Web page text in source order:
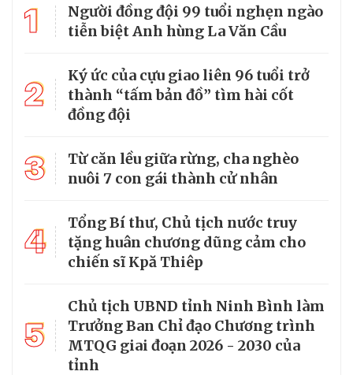
1
Người đồng đội 99 tuổi nghẹn ngào
tiễn biệt Anh hùng La Văn Cầu
2
Ký ức của cựu giao liên 96 tuổi trở
thành “tấm bản đồ” tìm hài cốt
đồng đội
3
Từ căn lều giữa rừng, cha nghèo
nuôi 7 con gái thành cử nhân
4
Tổng Bí thư, Chủ tịch nước truy
tặng huân chương dũng cảm cho
chiến sĩ Kpă Thiêp
5
Chủ tịch UBND tỉnh Ninh Bình làm
Trưởng Ban Chỉ đạo Chương trình
MTQG giai đoạn 2026 - 2030 của
tỉnh